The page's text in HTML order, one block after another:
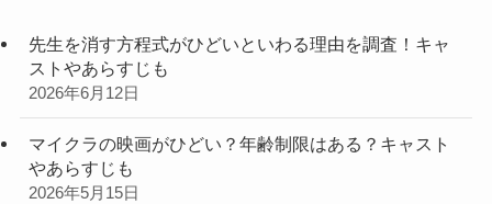
先生を消す方程式がひどいといわる理由を調査！キャ
ストやあらすじも
2026年6月12日
マイクラの映画がひどい？年齢制限はある？キャスト
やあらすじも
2026年5月15日